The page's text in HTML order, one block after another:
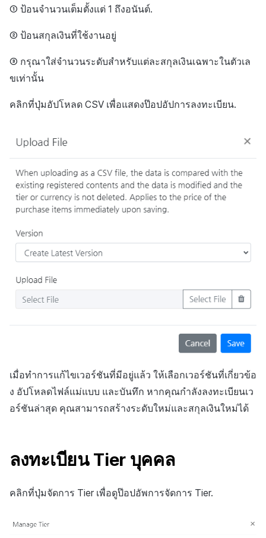
① ป้อนจำนวนเต็มตั้งแต่ 1 ถึงอนันต์.
② ป้อนสกุลเงินที่ใช้งานอยู่
③ กรุณาใส่จำนวนระดับสำหรับแต่ละสกุลเงินเฉพาะในตัวเล
ขเท่านั้น
คลิกที่ปุ่มอัปโหลด CSV เพื่อแสดงป๊อปอัปการลงทะเบียน.
เมื่อทำการแก้ไขเวอร์ชันที่มีอยู่แล้ว ให้เลือกเวอร์ชันที่เกี่ยวข้อ
ง อัปโหลดไฟล์แม่แบบ และบันทึก หากคุณกำลังลงทะเบียนเว
อร์ชันล่าสุด คุณสามารถสร้างระดับใหม่และสกุลเงินใหม่ได้
ลงทะเบียน Tier บุคคล
คลิกที่ปุ่มจัดการ Tier เพื่อดูป๊อปอัพการจัดการ Tier.